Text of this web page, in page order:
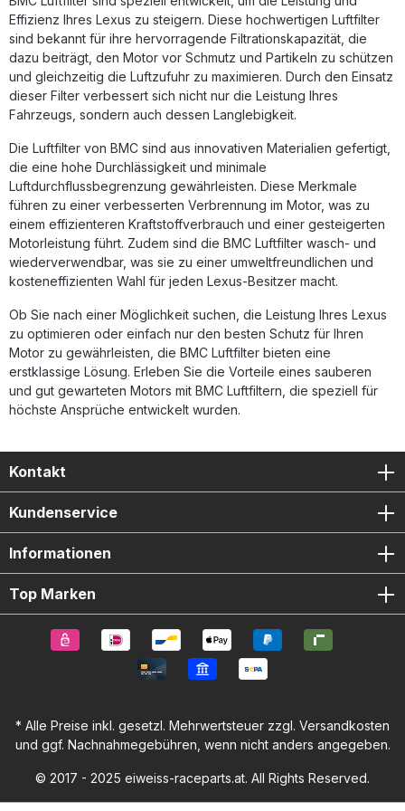
mit Spezialöl getränkter Baumwolle, die eine optimale
Balance zwischen Schutz und Luftdurchsatz bietet. So
nutzen Sie die volle Leistung Ihres 4.8 V10-Motors bei
gleichzeitig zuverlässiger Filtration – ideal für sportlich
ambitionierte Fahrer, die höchste Ansprüche an
Performance und Qualität stellen. F1-erprobte Full-
Moulding-Technologie für maximale Haltbarkeit Signifikant
Benzindämpfe und Feuchtigkeit Optimiertes
Ansprechverhalten und Leistungsentfaltung
Wartungsfreundlich: auswaschbar und wiederverwendbar
Lieferumfang: 1x BMC Performance Luftfilter (FB972/01)
Montagehinweise Verpackungseinheit für 1 Stück – Bitte
beachten: 2 Filter erforderlich
Effizienz Ihres Lexus zu steigern. Diese hochwertigen Luftfilter
sind bekannt für ihre hervorragende Filtrationskapazität, die
dazu beiträgt, den Motor vor Schmutz und Partikeln zu schützen
und gleichzeitig die Luftzufuhr zu maximieren. Durch den Einsatz
dieser Filter verbessert sich nicht nur die Leistung Ihres
Fahrzeugs, sondern auch dessen Langlebigkeit.
Die Luftfilter von BMC sind aus innovativen Materialien gefertigt,
die eine hohe Durchlässigkeit und minimale
Luftdurchflussbegrenzung gewährleisten. Diese Merkmale
führen zu einer verbesserten Verbrennung im Motor, was zu
einem effizienteren Kraftstoffverbrauch und einer gesteigerten
Motorleistung führt. Zudem sind die BMC Luftfilter wasch- und
wiederverwendbar, was sie zu einer umweltfreundlichen und
kosteneffizienten Wahl für jeden Lexus-Besitzer macht.
Ob Sie nach einer Möglichkeit suchen, die Leistung Ihres Lexus
zu optimieren oder einfach nur den besten Schutz für Ihren
Motor zu gewährleisten, die BMC Luftfilter bieten eine
erstklassige Lösung. Erleben Sie die Vorteile eines sauberen
und gut gewarteten Motors mit BMC Luftfiltern, die speziell für
höchste Ansprüche entwickelt wurden.
Kontakt
Kundenservice
Informationen
Top Marken
* Alle Preise inkl. gesetzl. Mehrwertsteuer zzgl. Versandkosten
und ggf. Nachnahmegebühren, wenn nicht anders angegeben.
© 2017 - 2025 eiweiss-raceparts.at. All Rights Reserved.